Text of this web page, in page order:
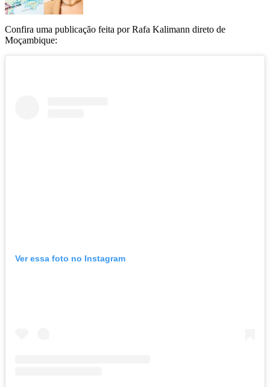
Confira uma publicação feita por Rafa Kalimann direto de
Moçambique:
Ver essa foto no Instagram